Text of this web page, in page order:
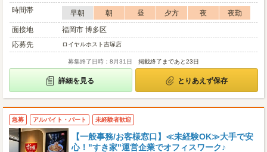
時間帯
早朝 朝 昼 夕方 夜
夜勤
面接地
福岡市 博多区
応募先
ロイヤルホスト吉塚店
募集終了日時：8月31日 掲載終了まであと23日
詳細を見る とりあえず保存
急募 アルバイト・パート 未経験者歓迎
【一般事務/お客様窓口】≪未経験OK≫大手で安
心！"すき家"運営企業でオフィスワーク♪